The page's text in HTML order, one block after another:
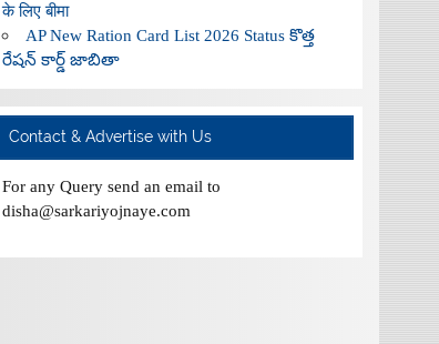
के लिए बीमा
AP New Ration Card List 2026 Status కొత్త
రేషన్ కార్డ్ జాబితా
Contact & Advertise with Us
For any Query send an email to
disha@sarkariyojnaye.com